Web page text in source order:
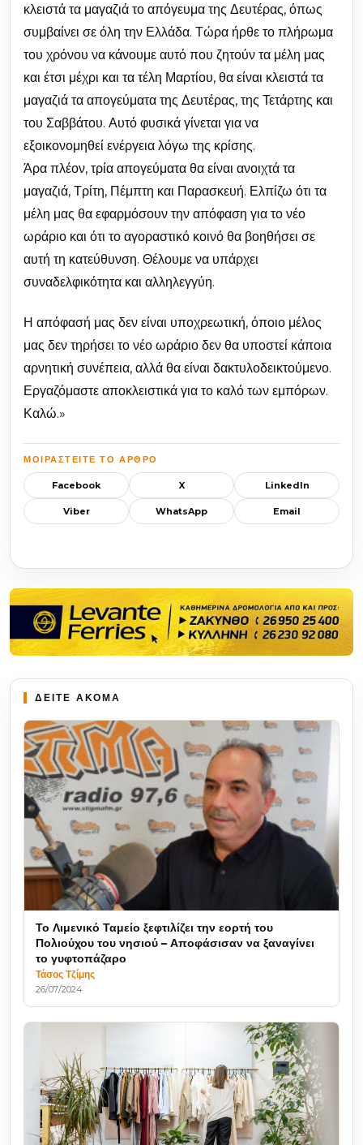
κλειστά τα μαγαζιά το απόγευμα της Δευτέρας, όπως
συμβαίνει σε όλη την Ελλάδα. Τώρα ήρθε το πλήρωμα
του χρόνου να κάνουμε αυτό που ζητούν τα μέλη μας
και έτσι μέχρι και τα τέλη Μαρτίου, θα είναι κλειστά τα
μαγαζιά τα απογεύματα της Δευτέρας, της Τετάρτης και
του Σαββάτου. Αυτό φυσικά γίνεται για να
εξοικονομηθεί ενέργεια λόγω της κρίσης.
Άρα πλέον, τρία απογεύματα θα είναι ανοιχτά τα
μαγαζιά, Τρίτη, Πέμπτη και Παρασκευή. Ελπίζω ότι τα
μέλη μας θα εφαρμόσουν την απόφαση για το νέο
ωράριο και ότι το αγοραστικό κοινό θα βοηθήσει σε
αυτή τη κατεύθυνση. Θέλουμε να υπάρχει
συναδελφικότητα και αλληλεγγύη.
Η απόφασή μας δεν είναι υποχρεωτική, όποιο μέλος
μας δεν τηρήσει το νέο ωράριο δεν θα υποστεί κάποια
αρνητική συνέπεια, αλλά θα είναι δακτυλοδεικτούμενο.
Εργαζόμαστε αποκλειστικά για το καλό των εμπόρων.
Καλώ.»
ΜΟΙΡΑΣΤΕΊΤΕ ΤΟ ΆΡΘΡΟ
Facebook X LinkedIn
Viber WhatsApp Email
ΔΕΙΤΕ ΑΚΟΜΑ
Το Λιμενικό Ταμείο ξεφτιλίζει την εορτή του
Πολιούχου του νησιού – Αποφάσισαν να ξαναγίνει
το γυφτοπάζαρο
Τάσος Τζίμης
26/07/2024